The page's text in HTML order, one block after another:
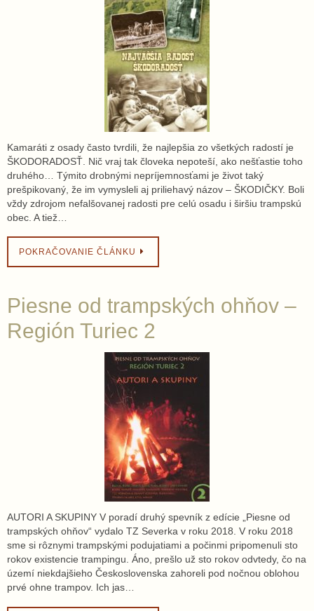
Kamaráti z osady často tvrdili, že najlepšia zo všetkých radostí je
ŠKODORADOSŤ. Nič vraj tak človeka nepoteší, ako nešťastie toho
druhého… Týmito drobnými nepríjemnosťami je život taký
prešpikovaný, že im vymysleli aj priliehavý názov – ŠKODIČKY. Boli
vždy zdrojom nefalšovanej radosti pre celú osadu i širšiu trampskú
obec. A tiež…
POKRAČOVANIE ČLÁNKU
Piesne od trampských ohňov –
Región Turiec 2
AUTORI A SKUPINY V poradí druhý spevník z edície „Piesne od
trampských ohňov“ vydalo TZ Severka v roku 2018. V roku 2018
sme si rôznymi trampskými podujatiami a počinmi pripomenuli sto
rokov existencie trampingu. Áno, prešlo už sto rokov odvtedy, čo na
území niekdajšieho Československa zahoreli pod nočnou oblohou
prvé ohne trampov. Ich jas…